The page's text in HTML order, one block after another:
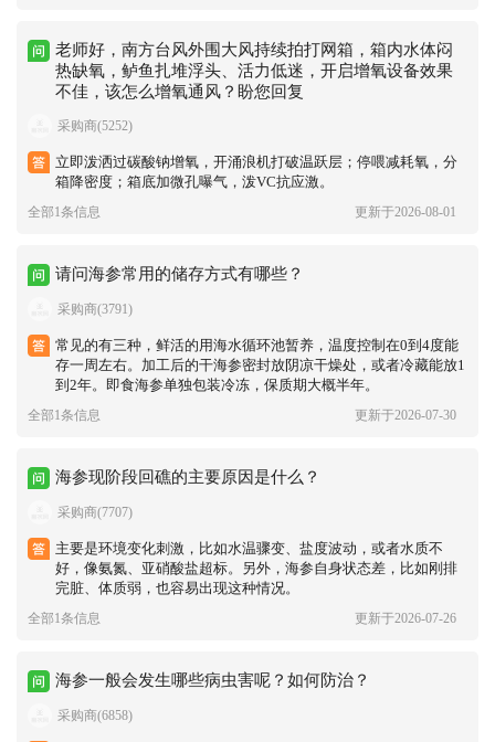
老师好，南方台风外围大风持续拍打网箱，箱内水体闷
热缺氧，鲈鱼扎堆浮头、活力低迷，开启增氧设备效果
不佳，该怎么增氧通风？盼您回复
采购商(5252)
立即泼洒过碳酸钠增氧，开涌浪机打破温跃层；停喂减耗氧，分
箱降密度；箱底加微孔曝气，泼VC抗应激。
全部1条信息 更新于2026-08-01
请问海参常用的储存方式有哪些？
采购商(3791)
常见的有三种，鲜活的用海水循环池暂养，温度控制在0到4度能
存一周左右。加工后的干海参密封放阴凉干燥处，或者冷藏能放1
到2年。即食海参单独包装冷冻，保质期大概半年。
全部1条信息 更新于2026-07-30
海参现阶段回礁的主要原因是什么？
采购商(7707)
主要是环境变化刺激，比如水温骤变、盐度波动，或者水质不
好，像氨氮、亚硝酸盐超标。另外，海参自身状态差，比如刚排
完脏、体质弱，也容易出现这种情况。
全部1条信息 更新于2026-07-26
海参一般会发生哪些病虫害呢？如何防治？
采购商(6858)